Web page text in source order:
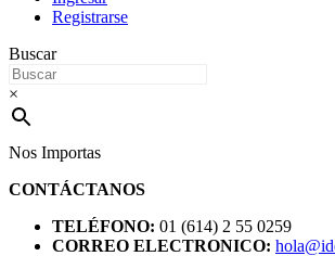
Registrarse
Buscar
×
Nos Importas
CONTÁCTANOS
TELÉFONO: 01 (614) 2 55 0259
CORREO ELECTRONICO: